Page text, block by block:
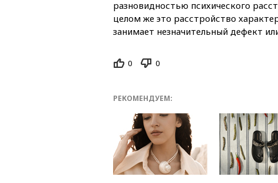
разновидностью психического
целом же это расстройство
занимает незначительный дефект
0 0
РЕКОМЕНДУЕМ: